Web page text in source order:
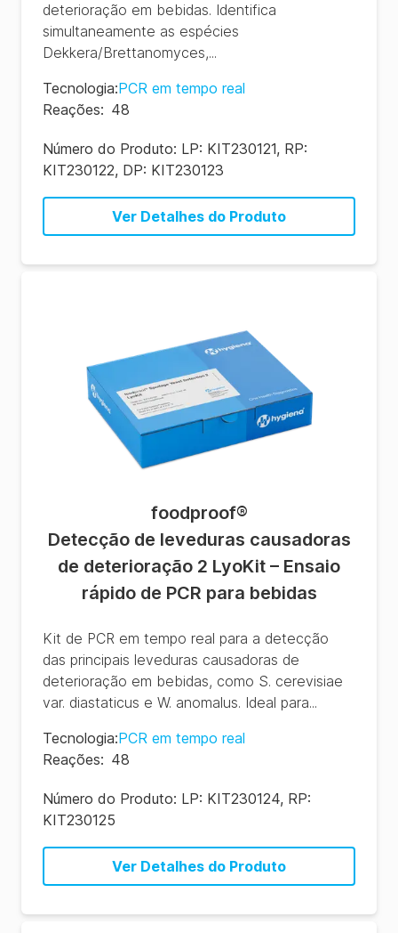
deterioração em bebidas. Identifica
simultaneamente as espécies
Dekkera/Brettanomyces,...
Tecnologia:PCR em tempo real
Reações: 48
Número do Produto: LP: KIT230121, RP:
KIT230122, DP: KIT230123
Ver Detalhes do Produto
foodproof®
Detecção de leveduras causadoras
de deterioração 2 LyoKit – Ensaio
rápido de PCR para bebidas
Kit de PCR em tempo real para a detecção
das principais leveduras causadoras de
deterioração em bebidas, como S. cerevisiae
var. diastaticus e W. anomalus. Ideal para...
Tecnologia:PCR em tempo real
Reações: 48
Número do Produto: LP: KIT230124, RP:
KIT230125
Ver Detalhes do Produto